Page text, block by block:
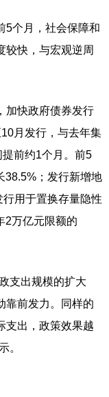
个月，社会保障和
较快，与宏观逆周
快政府债券发行
月发行，与去年集
前约1个月。前5
38.5%；发行新增地
用于置换存量隐性
2万亿元限额的
支出规模的扩大
靠前发力。同样的
支出，政策效果越
。